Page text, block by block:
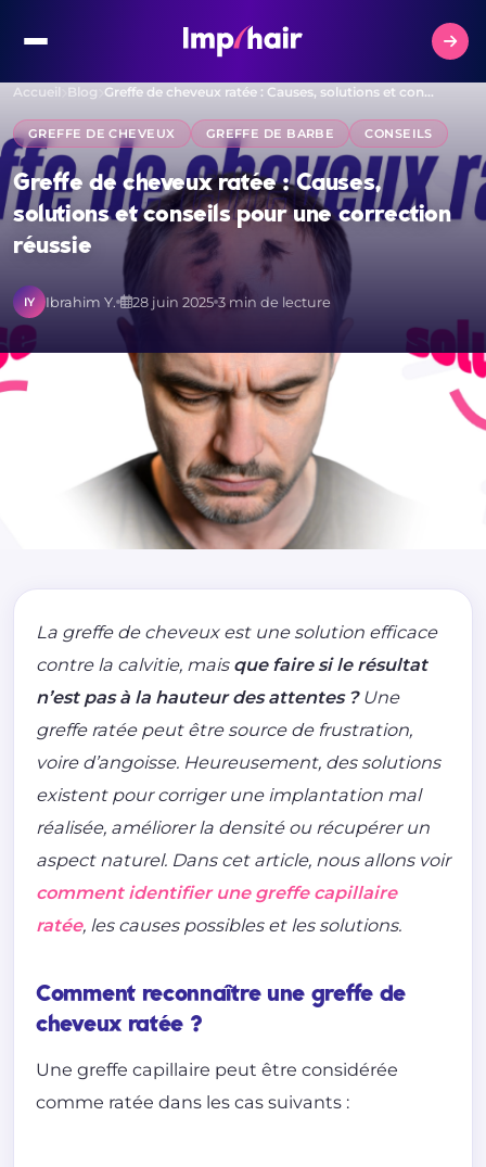
Accueil Blog Greffe de cheveux ratée : Causes, solutions et con…
GREFFE DE CHEVEUX GREFFE DE BARBE CONSEILS
Greffe de cheveux ratée : Causes,
solutions et conseils pour une correction
réussie
IY Ibrahim Y. 28 juin 2025 3 min de lecture
La greffe de cheveux est une solution efficace
contre la calvitie, mais que faire si le résultat
n’est pas à la hauteur des attentes ?Une
greffe ratée peut être source de frustration,
voire d’angoisse. Heureusement, des solutions
existent pour corriger une implantation mal
réalisée, améliorer la densité ou récupérer un
aspect naturel. Dans cet article, nous allons voir
comment identifier une greffe capillaire
ratée, les causes possibles et les solutions.
Comment reconnaître une greffe de
cheveux ratée ?
Une greffe capillaire peut être considérée
comme ratée dans les cas suivants :